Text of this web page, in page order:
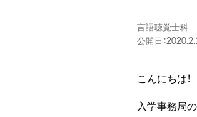
言語聴覚士科
公開日：
こんにちは！
入学事務局